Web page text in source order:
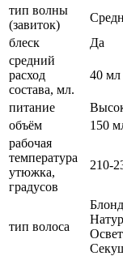
тип волны
(завиток)
блеск
Да
средний
расход
состава, мл.
40 мл
питание
объём
150
рабочая
температура
утюжка,
градусов
210-
тип волоса